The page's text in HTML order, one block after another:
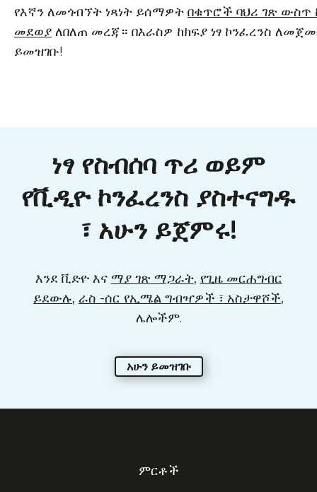
የእኛን ለመጎብኘት ነጻነት ይሰማዎት በቁጥሮች ባህሪ ገጽ ውስጥ
መደወያ ለበለጠ መረጃ። በእራስዎ ከክፍያ ነፃ ኮንፈረንስ
ይመዝገቡ!
ነፃ የስብሰባ ጥሪ ወይም
የቪዲዮ ኮንፈረንስ ያስተናግዱ
፣ አሁን ይጀምሩ!
እንደ ቪድዮ እና ማያ ገጽ ማጋራት, የጊዜ መርሐግብር
ይደውሉ, ራስ -ሰር የኢሜል ግብዣዎች ፣ አስታዋሾች,
ሌሎችም.
አሁን ይመዝገቡ
ምርቶች